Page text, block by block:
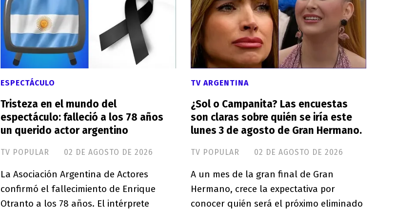
Tristeza en el mundo del
espectáculo: falleció a los 78 años
un querido actor argentino
TV POPULAR
ESPECTÁCULO
02 DE AGOSTO DE 2026
La Asociación Argentina de Actores
confirmó el fallecimiento de Enrique
Otranto a los 78 años. El intérprete
¿Sol o Campanita? Las encuestas
son claras sobre quién se iría este
lunes 3 de agosto de Gran Hermano.
TV POPULAR
TV ARGENTINA
02 DE AGOSTO DE 2026
A un mes de la gran final de Gran
Hermano, crece la expectativa por
conocer quién será el próximo eliminado